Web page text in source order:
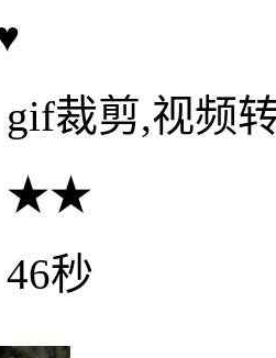
裁剪,视频
★★
秒